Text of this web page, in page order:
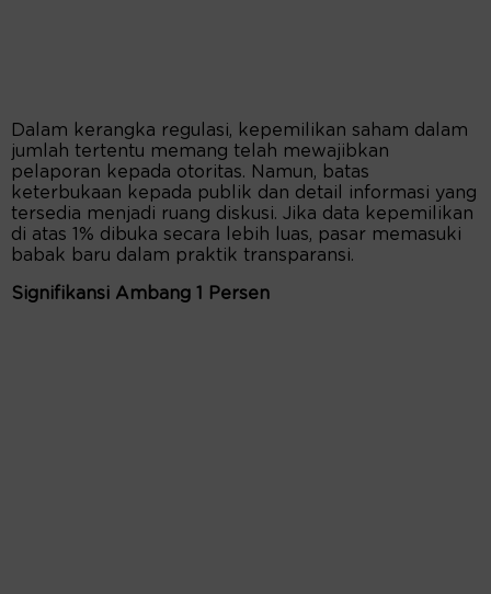
Dalam kerangka regulasi, kepemilikan saham dalam
jumlah tertentu memang telah mewajibkan
pelaporan kepada otoritas. Namun, batas
keterbukaan kepada publik dan detail informasi yang
tersedia menjadi ruang diskusi. Jika data kepemilikan
di atas 1% dibuka secara lebih luas, pasar memasuki
babak baru dalam praktik transparansi.
Signifikansi Ambang 1 Persen